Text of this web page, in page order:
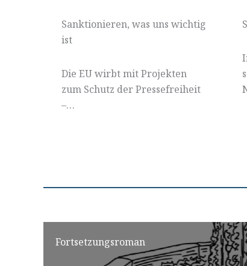
Sanktionieren, was uns wichtig
ist
Die EU wirbt mit Projekten
zum Schutz der Pressefreiheit
–…
Fortsetzungsroman